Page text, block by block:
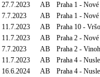
27.7.2023 AB
Praha 1 -
7.7.2023 AB
Praha 1 -
11.7.2023 AB
Praha 10 -
11.7.2023 AB
Praha 2 -
7.7.2023 AB
Praha 2 -
11.7.2023 AB
Praha 4 -
16.6.2024 AB
Praha 4 -